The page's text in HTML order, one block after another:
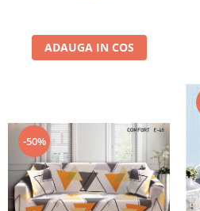
ADAUGA IN COS
-50%